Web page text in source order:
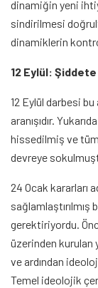
dinamiğin yeni
sindirilmesi
dinamiklerin
12 Eylül:
12 Eylül darbesi
aranışıdır.
hissedilmiş ve
devreye
24 Ocak kararları
sağlamlaştırılmış
gerektiriyordu.
üzerinden kurulan
ve ardından
Temel ideolojik